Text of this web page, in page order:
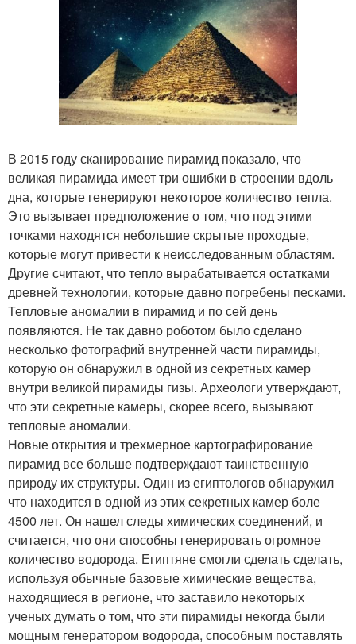
В 2015 году сканирование пирамид показало, что
великая пирамида имеет три ошибки в строении вдоль
дна, которые генерируют некоторое количество тепла.
Это вызывает предположение о том, что под этими
точками находятся небольшие скрытые проходые,
которые могут привести к неисследованным областям.
Другие считают, что тепло вырабатывается остатками
древней технологии, которые давно погребены песками.
Тепловые аномалии в пирамид и по сей день
появляются. Не так давно роботом было сделано
несколько фотографий внутренней части пирамиды,
которую он обнаружил в одной из секретных камер
внутри великой пирамиды гизы. Археологи утверждают,
что эти секретные камеры, скорее всего, вызывают
тепловые аномалии.
Новые открытия и трехмерное картографирование
пирамид все больше подтверждают таинственную
природу их структуры. Один из египтологов обнаружил
что находится в одной из этих секретных камер боле
4500 лет. Он нашел следы химических соединений, и
считается, что они способны генерировать огромное
количество водорода. Египтяне смогли сделать сделать,
используя обычные базовые химические вещества,
находящиеся в регионе, что заставило некоторых
ученых думать о том, что эти пирамиды некогда были
мощным генератором водорода, способным поставлять